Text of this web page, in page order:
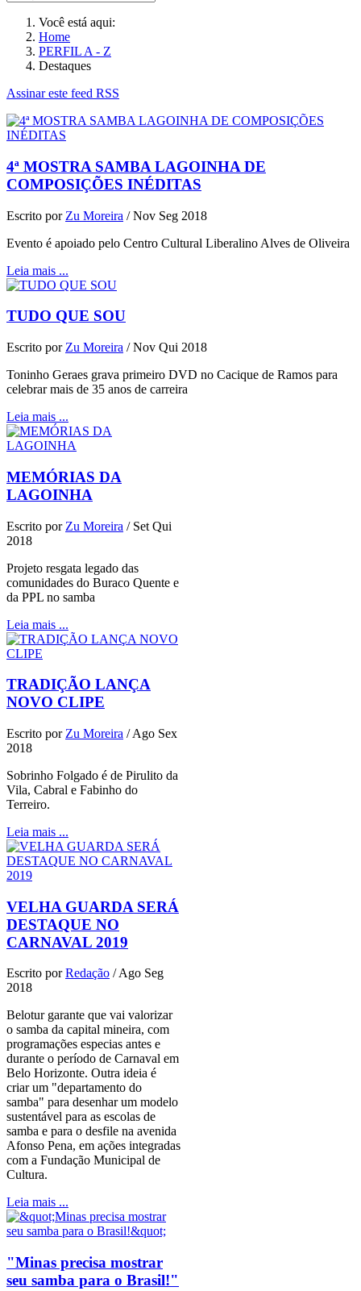
Você está aqui:
Home
PERFIL A - Z
Destaques
Assinar este feed RSS
4ª MOSTRA SAMBA LAGOINHA DE
COMPOSIÇÕES INÉDITAS
Escrito por Zu Moreira /Nov Seg 2018
Evento é apoiado pelo Centro Cultural Liberalino Alves de Oliveira
Leia mais ...
TUDO QUE SOU
Escrito por Zu Moreira /Nov Qui 2018
Toninho Geraes grava primeiro DVD no Cacique de Ramos para
celebrar mais de 35 anos de carreira
Leia mais ...
MEMÓRIAS DA
LAGOINHA
Escrito por Zu Moreira / Set Qui
2018
Projeto resgata legado das
comunidades do Buraco Quente e
da PPL no samba
Leia mais ...
TRADIÇÃO LANÇA
NOVO CLIPE
Escrito por Zu Moreira /Ago Sex
2018
Sobrinho Folgado é de Pirulito da
Vila, Cabral e Fabinho do
Terreiro.
Leia mais ...
VELHA GUARDA SERÁ
DESTAQUE NO
CARNAVAL 2019
Escrito porRedação /Ago Seg
2018
Belotur garante que vai valorizar
o samba da capital mineira, com
programações especias antes e
durante o período de Carnaval em
Belo Horizonte. Outra ideia é
criar um "departamento do
samba" para desenhar um modelo
sustentável para as escolas de
samba e para o desfile na avenida
Afonso Pena, em ações integradas
com a Fundação Municipal de
Cultura.
Leia mais ...
"Minas precisa mostrar
seu samba para o Brasil!"